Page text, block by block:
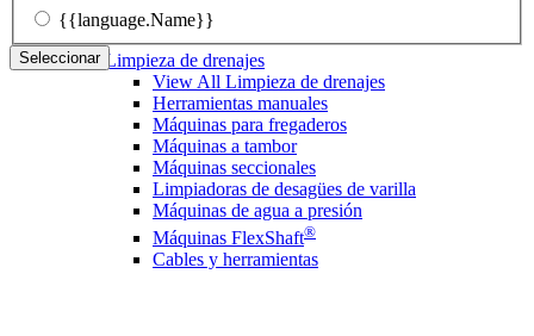
{{language.Name}}
Seleccionar Limpieza de drenajes
View All Limpieza de drenajes
Herramientas manuales
Máquinas para fregaderos
Máquinas a tambor
Máquinas seccionales
Limpiadoras de desagües de varilla
Máquinas de agua a presión
Máquinas FlexShaft®
Cables y herramientas